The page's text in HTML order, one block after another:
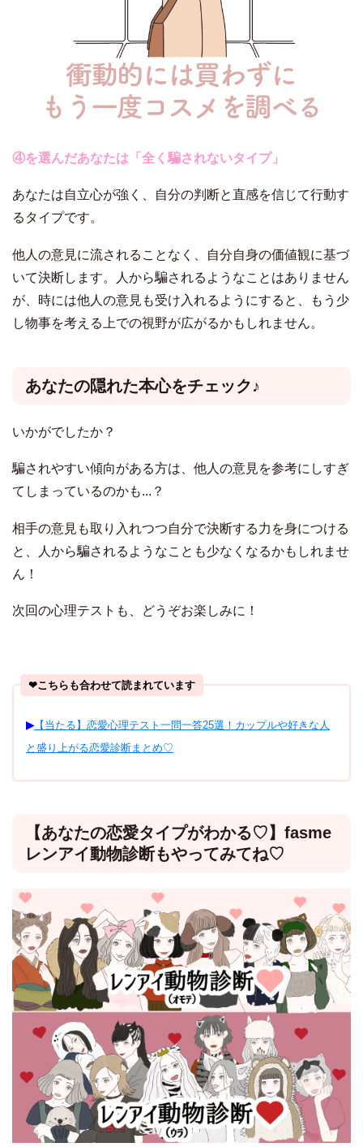
④を選んだあなたは「全く騙されないタイプ」
あなたは自立心が強く、自分の判断と直感を信じて行動す
るタイプです。
他人の意見に流されることなく、自分自身の価値観に基づ
いて決断します。人から騙されるようなことはありません
が、時には他人の意見も受け入れるようにすると、もう少
し物事を考える上での視野が広がるかもしれません。
あなたの隠れた本心をチェック♪
いかがでしたか？
騙されやすい傾向がある方は、他人の意見を参考にしすぎ
てしまっているのかも...？
相手の意見も取り入れつつ自分で決断する力を身につける
と、人から騙されるようなことも少なくなるかもしれませ
ん！
次回の心理テストも、どうぞお楽しみに！
❤︎こちらも合わせて読まれています
▶︎【当たる】恋愛心理テスト一問一答25選！カップルや好きな人
と盛り上がる恋愛診断まとめ♡
【あなたの恋愛タイプがわかる♡】fasme
レンアイ動物診断もやってみてね♡